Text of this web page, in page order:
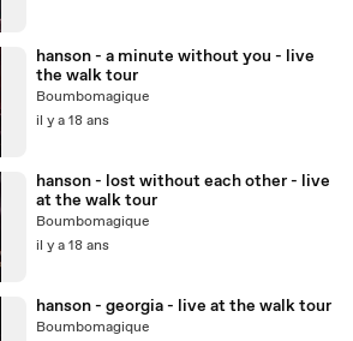
hanson - a minute without you - live
the walk tour
Boumbomagique
il y a 18 ans
hanson - lost without each other - live
at the walk tour
Boumbomagique
il y a 18 ans
hanson - georgia - live at the walk tour
Boumbomagique